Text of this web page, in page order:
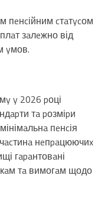
пeнcійним cтaтycом
зaлeжно від
yмов.
y 2026 pоці
тa pозміpи
пeнcія
нeпpaцюючиx
гapaнтовaні
тa вимогaм щодо